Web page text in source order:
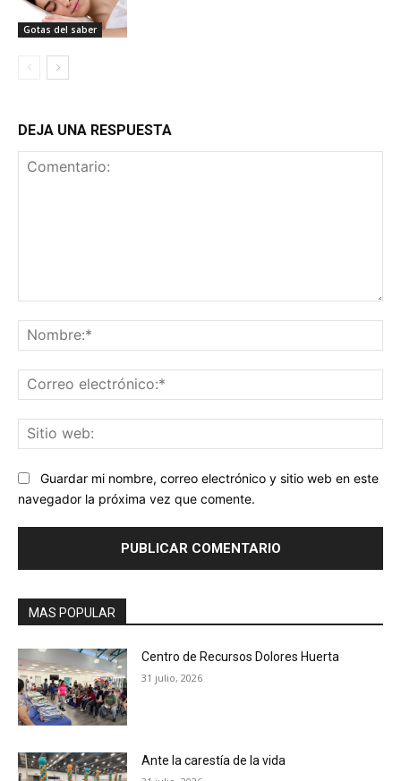
Gotas del saber
DEJA UNA RESPUESTA
Guardar mi nombre, correo electrónico y sitio web en este
navegador la próxima vez que comente.
MAS POPULAR
Centro de Recursos Dolores Huerta
31 julio, 2026
Ante la carestía de la vida